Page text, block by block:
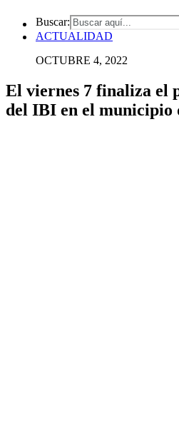
Buscar:
ACTUALIDAD
OCTUBRE 4, 2022
El viernes 7 finaliza el
del IBI en el municipio